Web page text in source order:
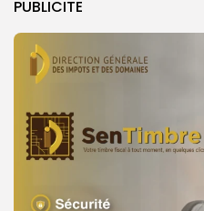
PUBLICITE